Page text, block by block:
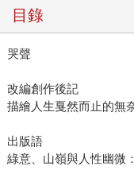
目錄
哭聲
改編創作後記
描繪人生戛然而止的無
出版語
綠意、山嶺與人性幽微